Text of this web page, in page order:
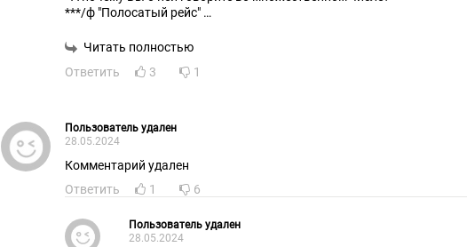
***/ф "Полосатый рейс"
Увидел только один параметр. Количество вагонов.
Читать полностью
Ответить
3 1
Пользователь удален
28.05.2024
Комментарий удален
Ответить
1 6
Пользователь удален
28.05.2024